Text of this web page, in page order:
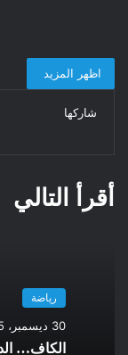
اظهر المزيد
شاركها
أقرأ التالي
رياضة
30 ديسمبر، 2025
الكاف…